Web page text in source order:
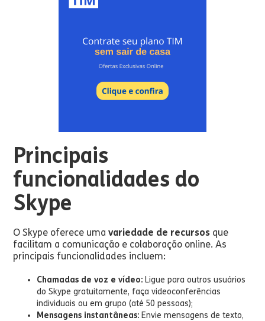
Principais
funcionalidades do
Skype
O Skype oferece umavariedade de recursos que
facilitam a comunicação e colaboração online. As
principais funcionalidades incluem:
Chamadas de voz e vídeo: Ligue para outros usuários
do Skype gratuitamente, faça videoconferências
individuais ou em grupo (até 50 pessoas);
Mensagens instantâneas: Envie mensagens de texto,